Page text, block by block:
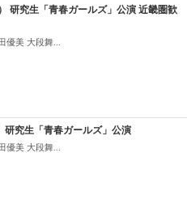
研究生「青春ガールズ」公演 近畿圏歓
優美 大段舞...
研究生「青春ガールズ」公演
優美 大段舞...